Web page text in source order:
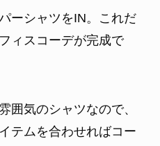
ーシャツをIN。これだ
ィスコーデが完成で
囲気のシャツなので、
テムを合わせればコー